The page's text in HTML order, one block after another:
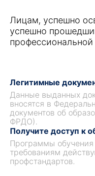
Лицам, успешно
успешно
профессиональной
Легитимные
Данные выданных
вносятся в
документов об
ФРДО).
Получите доступ к
Программы обучения
требованиям
профстандартов.